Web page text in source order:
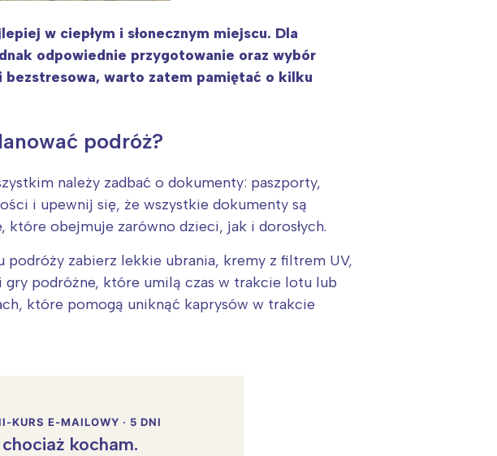
w ciepłym i słonecznym miejscu. Dla
odpowiednie przygotowanie oraz wybór
bezstresowa, warto zatem pamiętać o kilku
podróż?
należy zadbać o dokumenty: paszporty,
i upewnij się, że wszystkie dokumenty są
obejmuje zarówno dzieci, jak i dorosłych.
zabierz lekkie ubrania, kremy z filtrem UV,
podróżne, które umilą czas w trakcie lotu lub
które pomogą uniknąć kaprysów w trakcie
KURS E-MAILOWY · 5 DNI
kocham.